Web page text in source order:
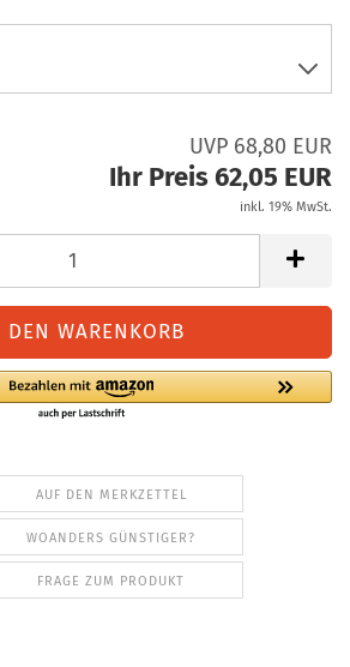
UVP 68,80 EUR
Ihr Preis 62,05 EUR
inkl. 19% MwSt.
AUF DEN MERKZETTEL
WOANDERS GÜNSTIGER?
FRAGE ZUM PRODUKT